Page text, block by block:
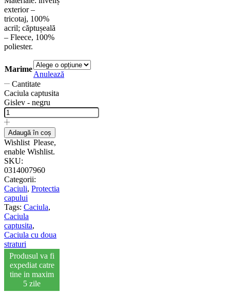
exterior –
tricotaj, 100%
acril; căptușeală
– Fleece, 100%
poliester.
Marime
Anulează
Cantitate
Caciula captusita
Gislev - negru
Adaugă în coș
Wishlist Please,
enable Wishlist.
SKU:
0314007960
Categorii:
Caciuli, Protectia
capului
Tags: Caciula,
Caciula
captusita,
Caciula cu doua
straturi
Produsul va fi
expediat catre
tine in maxim
5 zile